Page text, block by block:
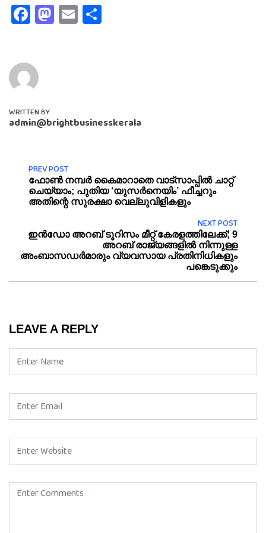
Facebook
Mastodon
Email
WRITTEN BY
admin@brightbusinesskerala
PREV POST
ഫോൺ നമ്പർ കൈമാറാതെ വാട്സാപ്പിൽ ചാറ്റ്
ചെയ്യാം; പുതിയ ‘യുസർനെയിം’ ഫീച്ചറും
അതിന്റെ സുരക്ഷാ വെല്ലുവിളികളും
NEXT POST
ഇൻഡോ അറബ് ടൂറിസം മീറ്റ് കേരളത്തിലേക്ക്; 9
അറബ് രാജ്യങ്ങളില്‍ നിന്നുള്ള
അംബാസഡര്‍മാരും വ്യവസായ പ്രതിനിധികളും
പങ്കെ‌ടുക്കും
LEAVE A REPLY